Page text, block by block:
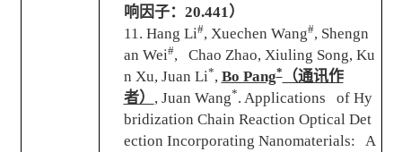
响因子： 20.441）
11. Hang Li#, Xuechen Wang#, Shengn
an Wei#, Chao Zhao, Xiuling Song, Ku
n Xu, Juan Li*, Bo Pang*（通讯作
者） ,Juan Wang*. Applications of Hy
bridization Chain Reaction Optical Det
ection Incorporating Nanomaterials: A